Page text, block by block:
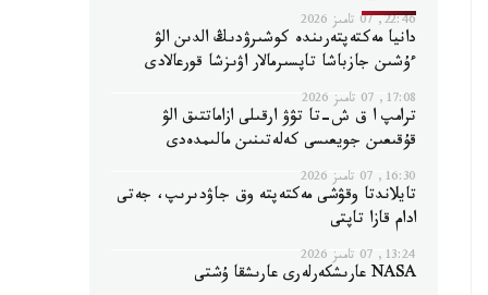
22:46, 07 تامىز 2026
دانيا مەكتەپتەرىندە كوشىرۋدىڭ الدىن الۋ
ءۇشىن جازباشا تاپسىرمالار اۋىزشا قورعالادى
17:08, 07 تامىز 2026
ترامپ ا ق ش-تا تۋۋ ارقىلى ازاماتتىق الۋ
قۇقىعىن جويعىسى كەلەتىنىن مالىمدەدى
16:30, 07 تامىز 2026
تايلاندتا وقۋشى مەكتەپتە وق جاۋدىرىپ، جەتى
ادام قازا تاپتى
13:24, 07 تامىز 2026
NASA عارىشكەرلەرى عارىشقا ۇشتى